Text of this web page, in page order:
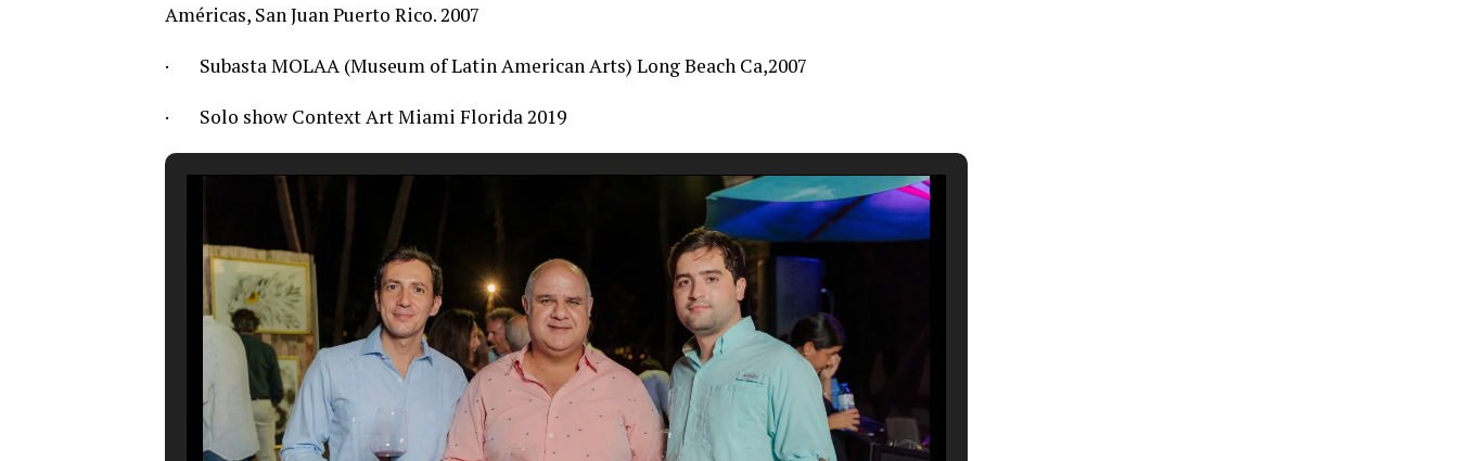
Américas, San Juan Puerto Rico. 2007
· Subasta MOLAA (Museum of Latin American Arts) Long Beach Ca,2007
· Solo show Context Art Miami Florida 2019